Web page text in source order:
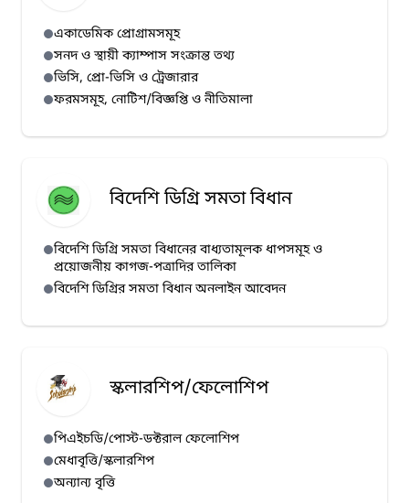
একাডেমিক প্রোগ্রামসমূহ
সনদ ও স্থায়ী ক্যাম্পাস সংক্রান্ত তথ্য
ভিসি, প্রো-ভিসি ও ট্রেজারার
ফরমসমূহ, নোটিশ/বিজ্ঞপ্তি ও নীতিমালা
বিদেশি ডিগ্রি সমতা বিধান
বিদেশি ডিগ্রি সমতা বিধানের বাধ্যতামূলক ধাপসমূহ ও
প্রয়োজনীয় কাগজ-পত্রাদির তালিকা
বিদেশি ডিগ্রির সমতা বিধান অনলাইন আবেদন
স্কলারশিপ/ফেলোশিপ
পিএইচডি/পোস্ট-ডক্টরাল ফেলোশিপ
মেধাবৃত্তি/স্কলারশিপ
অন্যান্য বৃত্তি